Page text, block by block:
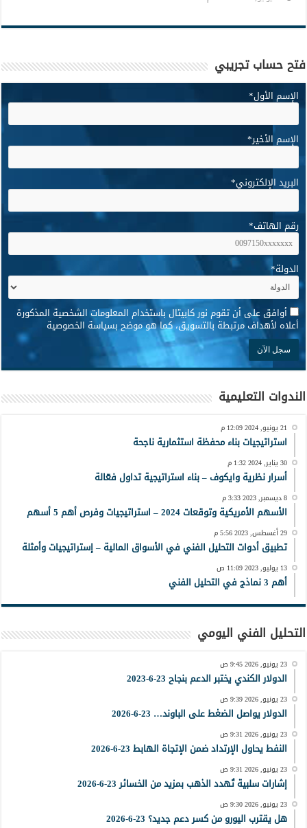
فتح حساب تجريبي
الإسم الأول*
الإسم الأخير*
البريد الإلكتروني*
رقم الهاتف*
الدولة*
* أوافق على أن تقوم نور كابيتال باستخدام المعلومات الشخصية المذكورة
أعلاه لأهداف مرتبطة بالتسويق، كما هو موضح بسياسة الخصوصية
الندوات التعليمية
21 يونيو, 2024 12:09 م
استراتيجيات بناء محفظة استثمارية ناجحة
30 يناير, 2024 1:32 م
أسرار نظرية وايكوف – بناء استراتيجية تداول فعّالة
8 ديسمبر, 2023 3:33 م
الأسهم الأمريكية وتوقعات 2024 – استراتيجيات وفرص أهم 5 أسهم
29 أغسطس, 2023 5:56 م
تطبيق أدوات التحليل الفني في الأسواق المالية – إستراتيجيات وأمثلة
13 يوليو, 2023 11:09 ص
أهم 3 نماذج في التحليل الفني
التحليل الفني اليومي
23 يونيو, 2026 9:45 ص
الدولار الكندي يختبر الدعم بنجاح 23-6-2023
23 يونيو, 2026 9:39 ص
الدولار يواصل الضغط على الباوند… 23-6-2026
23 يونيو, 2026 9:31 ص
النفط يحاول الإرتداد ضمن الإتجاة الهابط 23-6-2026
23 يونيو, 2026 9:31 ص
إشارات سلبية تُهدد الذهب بمزيد من الخسائر 23-6-2026
23 يونيو, 2026 9:30 ص
هل يقترب اليورو من كسر دعم جديد؟ 23-6-2026